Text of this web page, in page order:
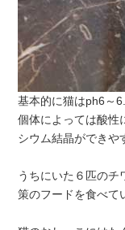
基本的に猫はph6～
個体によっては酸性
シウム結晶ができや
うちにいた６匹のチ
策のフードを食べて